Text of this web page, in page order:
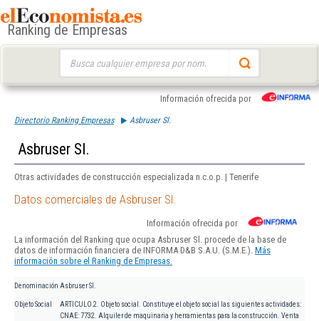
Ranking de Empresas
Información ofrecida por
Directorio Ranking Empresas Asbruser Sl.
Asbruser Sl.
Otras actividades de construcción especializada n.c.o.p. | Tenerife
Datos comerciales de Asbruser Sl.
Información ofrecida por
La información del Ranking que ocupa Asbruser Sl. procede de la base de
datos de información financiera de INFORMA D&B S.A.U. (S.M.E.). Más
información sobre el Ranking de Empresas.
Denominación Asbruser Sl.
Objeto Social
ARTICULO 2. Objeto social. Constituye el objeto social las siguientes actividades:
CNAE: 7732. Alquiler de maquinaria y herramientas para la construcción. Venta